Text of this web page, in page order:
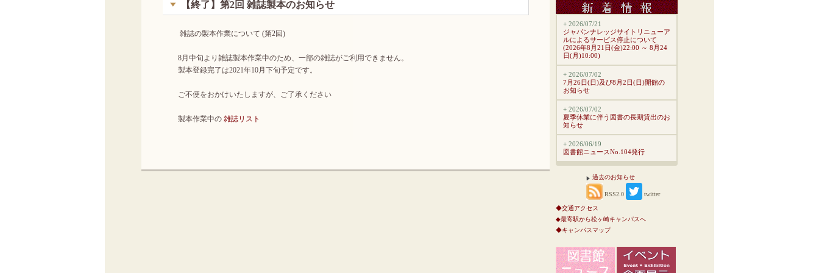
【終了】第2回 雑誌製本のお知らせ
雑誌の製本作業について (第2回)
8月中旬より雑誌製本作業中のため、一部の雑誌がご利用できません。
製本登録完了は2021年10月下旬予定です。
ご不便をおかけいたしますが、ご了承ください
製本作業中の 雑誌リスト
+ 2026/07/21
ジャパンナレッジサイトリニューア
ルによるサービス停止について
(2026年8月21日(金)22:00 ～ 8月24
日(月)10:00)
+ 2026/07/02
7月26日(日)及び8月2日(日)開館の
お知らせ
+ 2026/07/02
夏季休業に伴う図書の長期貸出のお
知らせ
+ 2026/06/19
図書館ニュースNo.104発行
過去のお知らせ
RSS2.0 twitter
◆交通アクセス
◆最寄駅から松ヶ崎キャンパスへ
◆キャンパスマップ